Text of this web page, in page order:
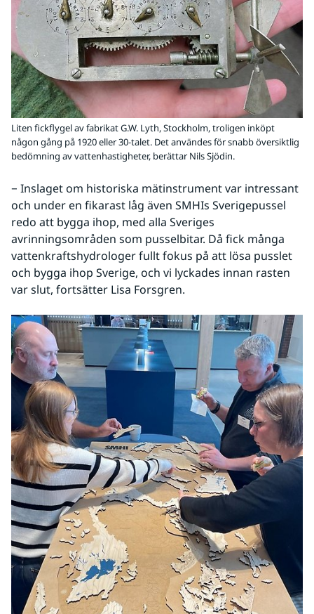
Liten fickflygel av fabrikat G.W. Lyth, Stockholm, troligen inköpt
någon gång på 1920 eller 30-talet. Det användes för snabb översiktlig
bedömning av vattenhastigheter, berättar Nils Sjödin.
− Inslaget om historiska mätinstrument var intressant
och under en fikarast låg även SMHIs Sverigepussel
redo att bygga ihop, med alla Sveriges
avrinningsområden som pusselbitar. Då fick många
vattenkraftshydrologer fullt fokus på att lösa pusslet
och bygga ihop Sverige, och vi lyckades innan rasten
var slut, fortsätter Lisa Forsgren.